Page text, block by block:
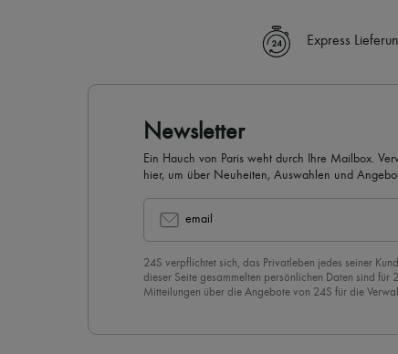
Express
Newsletter
Ein Hauch von Paris weht durch Ihre Mailbox.
hier, um über Neuheiten, Auswahlen und
email
24S verpflichtet sich, das Privatleben jedes seiner
dieser Seite gesammelten persönlichen Daten sind für
Mitteilungen über die Angebote von 24S für die
abzubestellen, klicken Sie einfach auf “Abbestellen”